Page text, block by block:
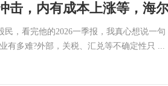
击，内有成本上涨等，海
民，看完他的2026一季报，我真心想说一
有多难?外部，关税、汇兑等不确定性只 ...